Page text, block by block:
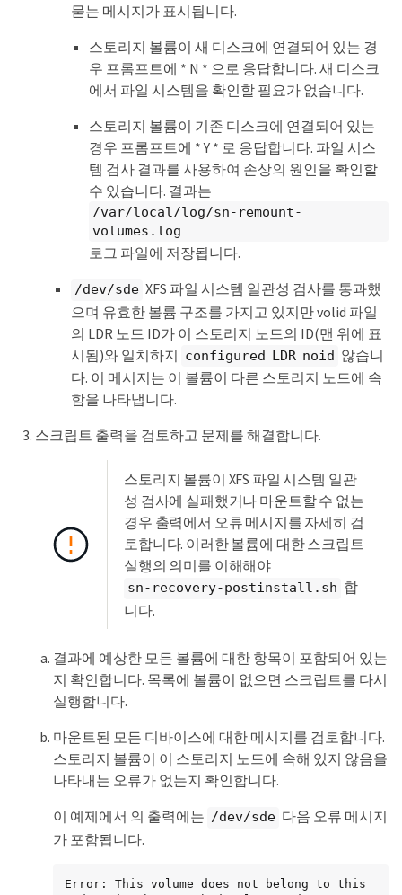
====== Device /dev/sdd ======
checking file system consistency:
Failed to mount device /dev/sdd
This device could be an uninitialized disk
or has corrupted superblock.
Do you want to continue? (y or n) [y/N]? y
Error: File system consistency check retry
failed on device /dev/sdd.
You can see the diagnosis information in
the /var/local/log/sn-remount-volumes.log.
run sn-recovery-postinstall.sh,
will be deleted. If you only had two
copies of object data, you will temporarily
have only a single copy.
StorageGRID will attempt to restore data
redundancy by making
additional replicated copies or EC
fragments, according to the rules in
the active ILM policies.
Don't continue to the next step if you
in the grid (for example, if
your ILM policy uses a rule that makes only
one copy or if volumes have
failed on multiple nodes). Instead, contact
support to determine how to
recover your data.
====== Device /dev/sde ======
Mount and unmount device /dev/sde and
checking file system consistency:
Check rangedb structure on device /dev/sde:
Mount device /dev/sde to /tmp/sde-654321
with rangedb mount options
This device has all rangedb directories.
Found LDR node id 12000078, volume number 9
in the volID file
Error: This volume does not belong to this
node. Fix the attached volume and re-run
묻는 메시지가 표시됩니다.
스토리지 볼륨이 새 디스크에 연결되어 있는 경
우 프롬프트에 * N * 으로 응답합니다. 새 디스크
에서 파일 시스템을 확인할 필요가 없습니다.
스토리지 볼륨이 기존 디스크에 연결되어 있는
경우 프롬프트에 * Y * 로 응답합니다. 파일 시스
템 검사 결과를 사용하여 손상의 원인을 확인할
수 있습니다. 결과는
/var/local/log/sn-remount-
volumes.log
로그 파일에 저장됩니다.
/dev/sde XFS 파일 시스템 일관성 검사를 통과했
으며 유효한 볼륨 구조를 가지고 있지만 volid 파일
의 LDR 노드 ID가 이 스토리지 노드의 ID(맨 위에 표
시됨)와 일치하지 configured LDR noid 않습니
다. 이 메시지는 이 볼륨이 다른 스토리지 노드에 속
함을 나타냅니다.
스크립트 출력을 검토하고 문제를 해결합니다.
스토리지 볼륨이 XFS 파일 시스템 일관
성 검사에 실패했거나 마운트할 수 없는
경우 출력에서 오류 메시지를 자세히 검
토합니다. 이러한 볼륨에 대한 스크립트
실행의 의미를 이해해야
sn-recovery-postinstall.sh 합
니다.
결과에 예상한 모든 볼륨에 대한 항목이 포함되어 있는
지 확인합니다. 목록에 볼륨이 없으면 스크립트를 다시
실행합니다.
마운트된 모든 디바이스에 대한 메시지를 검토합니다.
스토리지 볼륨이 이 스토리지 노드에 속해 있지 않음을
나타내는 오류가 없는지 확인합니다.
이 예제에서 의 출력에는 /dev/sde 다음 오류 메시지
가 포함됩니다.
Error: This volume does not belong to this